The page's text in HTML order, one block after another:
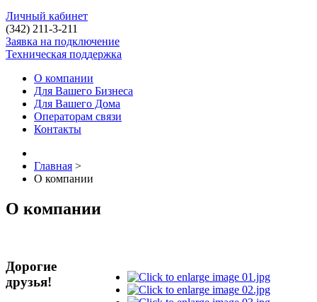
Личный кабинет
(342) 211-3-211
Заявка на подключение
Техническая поддержка
О компании
Для Вашего Бизнеса
Для Вашего Дома
Операторам связи
Контакты
Главная >
О компании
О компании
Дорогие
друзья!